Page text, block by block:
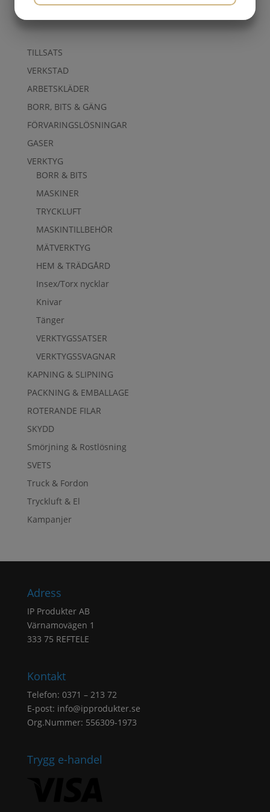
TILLSATS
VERKSTAD
ARBETSKLÄDER
BORR, BITS & GÄNG
FÖRVARINGSLÖSNINGAR
GASER
VERKTYG
BORR & BITS
MASKINER
TRYCKLUFT
MASKINTILLBEHÖR
MÄTVERKTYG
HEM & TRÄDGÅRD
Insex/Torx nycklar
Knivar
Tänger
VERKTYGSSATSER
VERKTYGSSVAGNAR
KAPNING & SLIPNING
PACKNING & EMBALLAGE
ROTERANDE FILAR
SKYDD
Smörjning & Rostlösning
SVETS
Truck & Fordon
Tryckluft & El
Kampanjer
Adress
IP Produkter AB
Värnamovägen 1
333 75 REFTELE
Kontakt
Telefon: 0371 – 213 72
E-post: info@ipprodukter.se
Org.Nummer: 556309-1973
Trygg e-handel